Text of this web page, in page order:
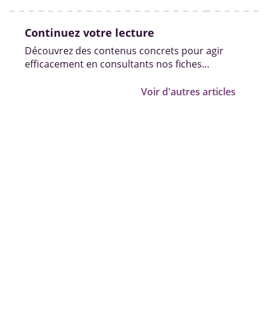
Continuez votre lecture
Découvrez des contenus concrets pour agir
efficacement en consultants nos fiches
Voir d'autres articles